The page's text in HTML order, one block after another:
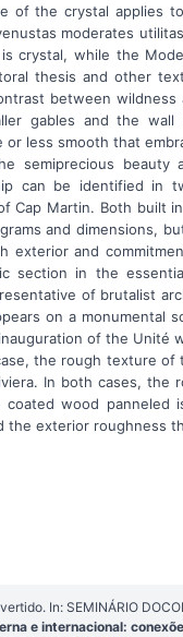
of the crystal applies
moderates
crystal, while the
thesis and other
between
gables and the
less smooth that
beauty
can be identified in
Cap Martin. Both built
and dimensions,
and
section in the
of brutalist
on a monumental
of the Unité
the rough texture of
In both cases, the
wood panneled
exterior roughness
In: SEMINÁRIO
e internacional: